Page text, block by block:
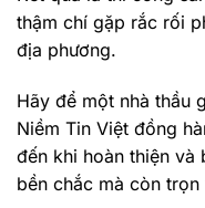
thậm chí gặp rắc rối
địa phương.
Hãy để một nhà thầu
Niềm Tin Việt đồng
đến khi hoàn thiện và
bền chắc mà còn trọn